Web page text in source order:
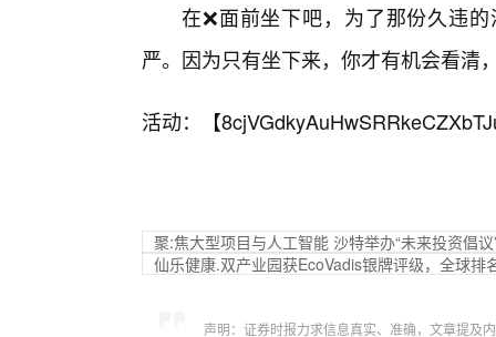
在❌面前坐下吧，为了那份久违
严。因为只有坐下来，你才有机会看清
活动：【
聚:焦大型项目与人工智能 沙特举办“未来投资倡议
仙乐健康.双产业园获EcoVadis银牌评级，全球排
声明：证券时报力求信息真实、准确，文章提及